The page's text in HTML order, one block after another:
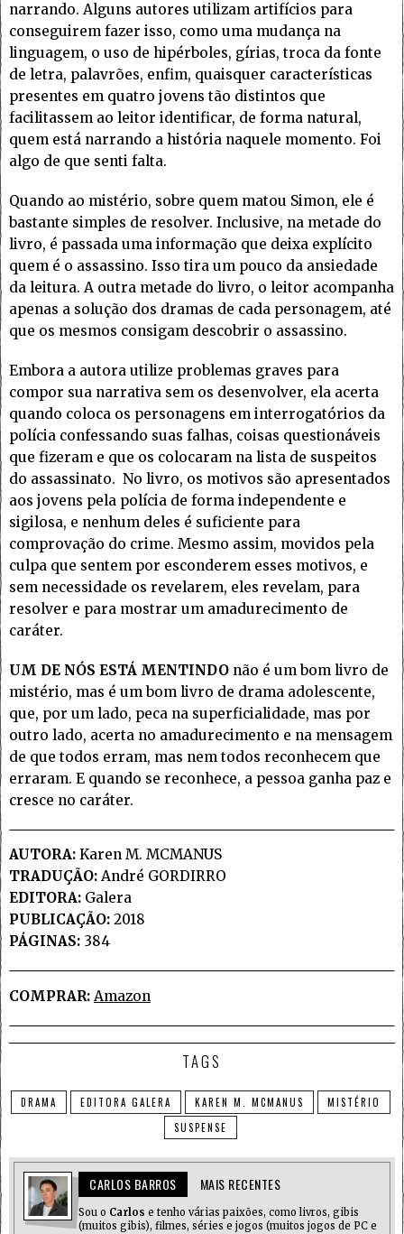
narrando. Alguns autores utilizam artifícios para
conseguirem fazer isso, como uma mudança na
linguagem, o uso de hipérboles, gírias, troca da fonte
de letra, palavrões, enfim, quaisquer características
presentes em quatro jovens tão distintos que
facilitassem ao leitor identificar, de forma natural,
quem está narrando a história naquele momento. Foi
algo de que senti falta.
Quando ao mistério, sobre quem matou Simon, ele é
bastante simples de resolver. Inclusive, na metade do
livro, é passada uma informação que deixa explícito
quem é o assassino. Isso tira um pouco da ansiedade
da leitura. A outra metade do livro, o leitor acompanha
apenas a solução dos dramas de cada personagem, até
que os mesmos consigam descobrir o assassino.
Embora a autora utilize problemas graves para
compor sua narrativa sem os desenvolver, ela acerta
quando coloca os personagens em interrogatórios da
polícia confessando suas falhas, coisas questionáveis
que fizeram e que os colocaram na lista de suspeitos
do assassinato. No livro, os motivos são apresentados
aos jovens pela polícia de forma independente e
sigilosa, e nenhum deles é suficiente para
comprovação do crime. Mesmo assim, movidos pela
culpa que sentem por esconderem esses motivos, e
sem necessidade os revelarem, eles revelam, para
resolver e para mostrar um amadurecimento de
caráter.
UM DE NÓS ESTÁ MENTINDO não é um bom livro de
mistério, mas é um bom livro de drama adolescente,
que, por um lado, peca na superficialidade, mas por
outro lado, acerta no amadurecimento e na mensagem
de que todos erram, mas nem todos reconhecem que
erraram. E quando se reconhece, a pessoa ganha paz e
cresce no caráter.
AUTORA: Karen M. MCMANUS
TRADUÇÃO: André GORDIRRO
EDITORA: Galera
PUBLICAÇÃO: 2018
PÁGINAS: 384
COMPRAR: Amazon
TAGS
DRAMA EDITORA GALERA KAREN M. MCMANUS
MISTÉRIO
SUSPENSE
CARLOS BARROS MAIS RECENTES
Sou o Carlos e tenho várias paixões, como livros, gibis
(muitos gibis), filmes, séries e jogos (muitos jogos de PC e